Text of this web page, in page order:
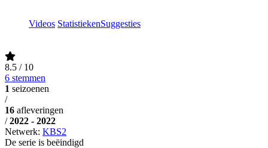
Videos StatistiekenSuggesties
8.5 / 10
6 stemmen
1 seizoenen
/
16 afleveringen
/ 2022 - 2022
Netwerk: KBS2
De serie is beëindigd